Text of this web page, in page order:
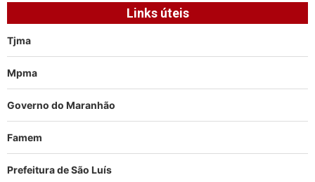
Links úteis
Tjma
Mpma
Governo do Maranhão
Famem
Prefeitura de São Luís